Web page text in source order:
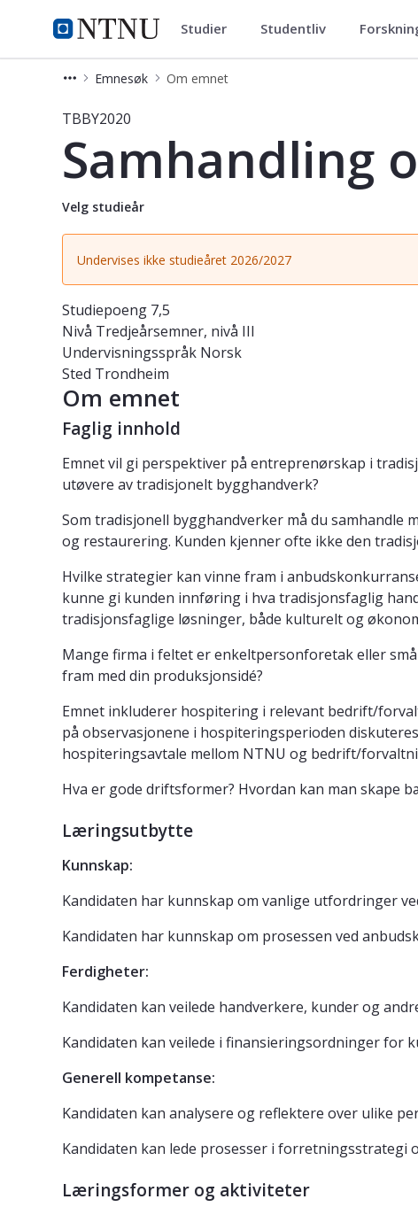
NTNU Hjemmeside
Studier Studier Studentliv
Emnesøk Om emnet
Emne - Samhandling og
TBBY2020
Samhandling
Velg studieår
Undervises ikke studieåret 2026/2027
Studiepoeng 7,5
Nivå Tredjeårsemner, nivå III
Undervisningsspråk Norsk
Sted Trondheim
Om emnet
Faglig innhold
Emnet vil gi perspektiver på entreprenørskap i
utøvere av tradisjonelt bygghandverk?
Som tradisjonell bygghandverker må du
og restaurering. Kunden kjenner ofte ikke den
Hvilke strategier kan vinne fram i
kunne gi kunden innføring i hva tradisjonsfaglig
tradisjonsfaglige løsninger, både kulturelt og
Mange firma i feltet er enkeltpersonforetak eller
fram med din produksjonsidé?
Emnet inkluderer hospitering i relevant bedrift/
på observasjonene i hospiteringsperioden
hospiteringsavtale mellom NTNU og bedrift/
Hva er gode driftsformer? Hvordan kan man skape
Læringsutbytte
Kunnskap:
Kandidaten har kunnskap om vanlige utfordringer
Kandidaten har kunnskap om prosessen ved
Ferdigheter:
Kandidaten kan veilede handverkere, kunder og
Kandidaten kan veilede i finansieringsordninger for
Generell kompetanse:
Kandidaten kan analysere og reflektere over ulike
Kandidaten kan lede prosesser i
Læringsformer og aktiviteter